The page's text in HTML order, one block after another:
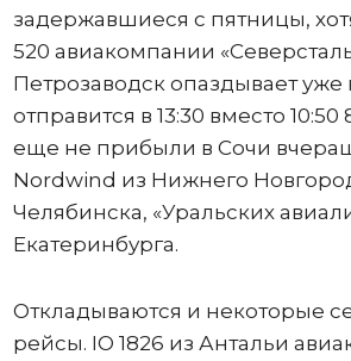
задержавшиеся с пятницы,
520 авиакомпании
Петрозаводск опаздывает уже
отправится в 13:30 вместо
еще не прибыли в Сочи
Nordwind из Нижнего
Челябинска, «Уральских
Екатеринбурга.
Откладываются и некоторые
рейсы. IO 1826 из Антальи